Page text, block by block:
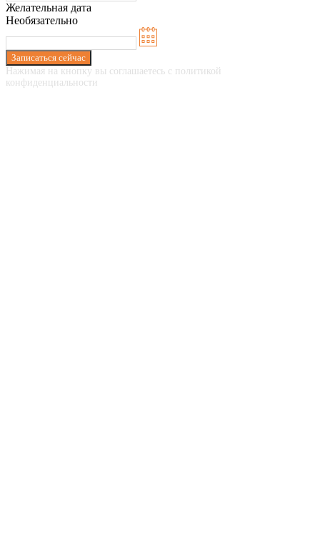
Желательная дата
Необязательно
Записаться сейчас
Нажимая на кнопку вы соглашаетесь с политикой
конфиденциальности